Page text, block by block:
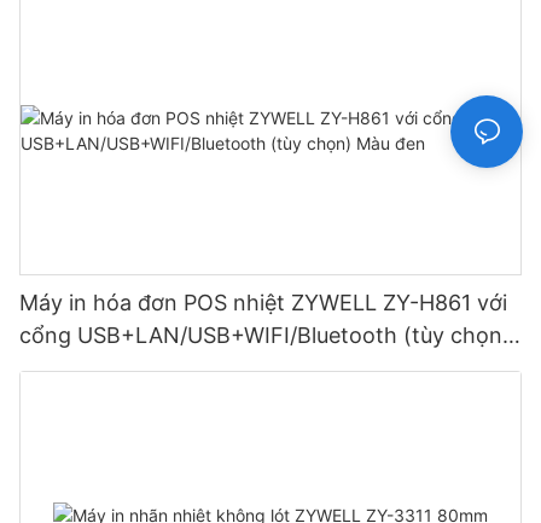
Máy in hóa đơn POS nhiệt ZYWELL ZY-H861 với
cổng USB+LAN/USB+WIFI/Bluetooth (tùy chọn)
Màu đen